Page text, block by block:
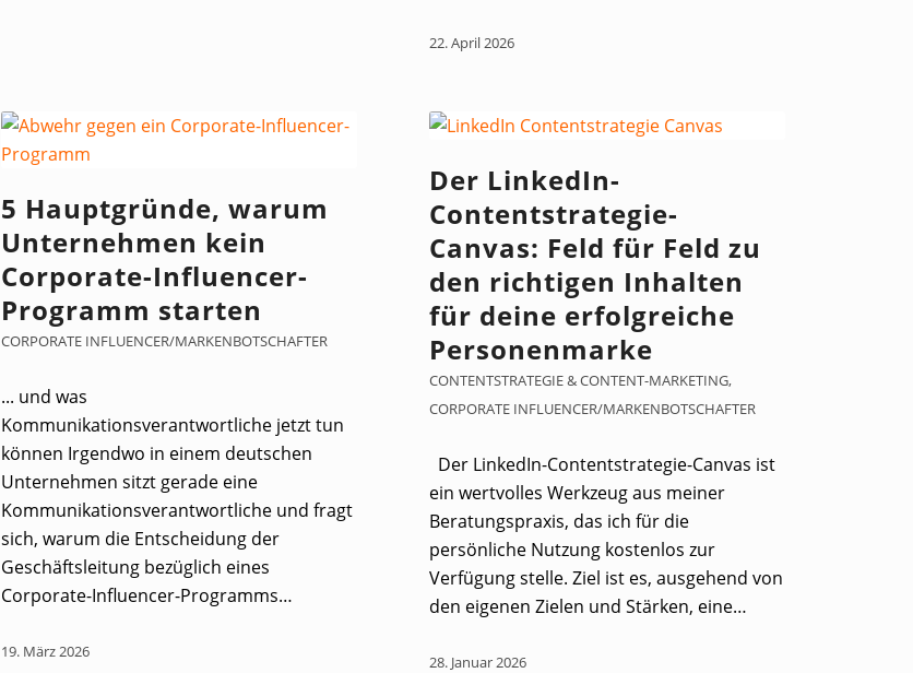
22. April 2026
5 Hauptgründe, warum
Unternehmen kein
Corporate-Influencer-
Programm starten
CORPORATE INFLUENCER/MARKENBOTSCHAFTER
... und was
Kommunikationsverantwortliche jetzt tun
können Irgendwo in einem deutschen
Unternehmen sitzt gerade eine
Kommunikationsverantwortliche und fragt
sich, warum die Entscheidung der
Geschäftsleitung bezüglich eines
Corporate-Influencer-Programms…
19. März 2026
Der LinkedIn-
Contentstrategie-
Canvas: Feld für Feld zu
den richtigen Inhalten
für deine erfolgreiche
Personenmarke
CONTENTSTRATEGIE & CONTENT-MARKETING,
CORPORATE INFLUENCER/MARKENBOTSCHAFTER
Der LinkedIn-Contentstrategie-Canvas ist
ein wertvolles Werkzeug aus meiner
Beratungspraxis, das ich für die
persönliche Nutzung kostenlos zur
Verfügung stelle. Ziel ist es, ausgehend von
den eigenen Zielen und Stärken, eine…
28. Januar 2026